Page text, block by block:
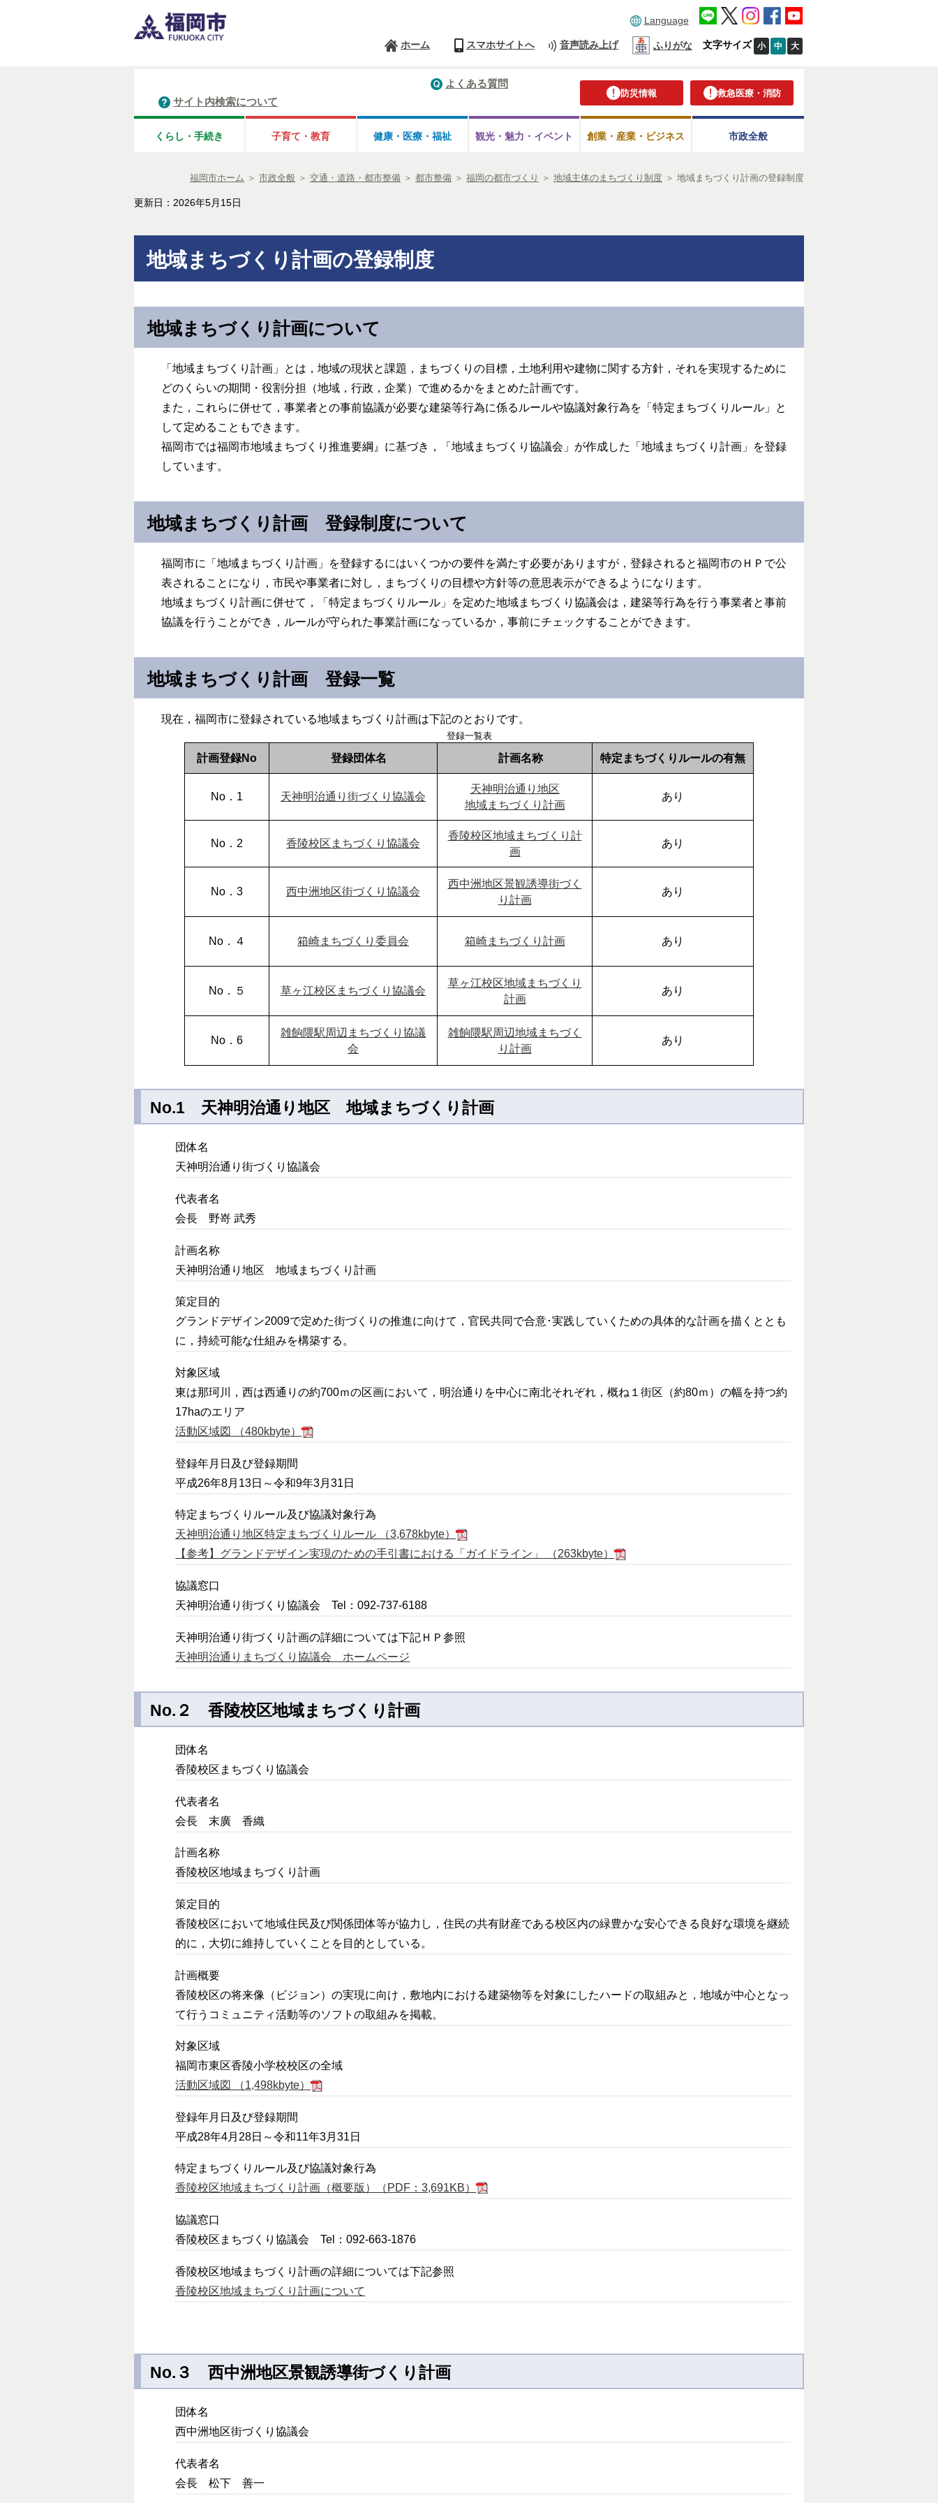
Language
ホーム スマホサイトへ 音声読み上げ ふりがな 文字サイズ 小 中 大
防災情報 救急医療・消防
よくある質問
サイト内検索について
くらし・手続き 子育て・教育 健康・医療・ 福祉 観光・魅力・ イベント 創業・産業・ビジネス 市政全般
福岡市ホーム ＞ 市政全般 ＞ 交通・道路・都市整備 ＞ 都市整備 ＞ 福岡の都市づくり ＞ 地域主体のまちづくり制度 ＞ 地域まちづくり計画の登録制度
更新日：2026年5月15日
地域まちづくり計画の登録制度
地域まちづくり計画について
「地域まちづくり計画」とは，地域の現状と課題，まちづくりの目標，土地利用や建物に関する方針，それを実現するために
どのくらいの期間・役割分担（地域，行政，企業）で進めるかをまとめた計画です。
また，これらに併せて，事業者との事前協議が必要な建築等行為に係るルールや協議対象行為を「特定まちづくりルール」と
して定めることもできます。
福岡市では福岡市地域まちづくり推進要綱』に基づき，「地域まちづくり協議会」が作成した「地域まちづくり計画」を登録
しています。
地域まちづくり計画 登録制度について
福岡市に「地域まちづくり計画」を登録するにはいくつかの要件を満たす必要がありますが，登録されると福岡市のＨＰで公
表されることになり，市民や事業者に対し，まちづくりの目標や方針等の意思表示ができるようになります。
地域まちづくり計画に併せて，「特定まちづくりルール」を定めた地域まちづくり協議会は，建築等行為を行う事業者と事前
協議を行うことができ，ルールが守られた事業計画になっているか，事前にチェックすることができます。
地域まちづくり計画 登録一覧
現在，福岡市に登録されている地域まちづくり計画は下記のとおりです。
登録一覧表
計画登録No 登録団体名 計画名称 特定まちづくりルールの有無
No．1 天神明治通り街づくり協議会
天神明治通り地区
地域まちづくり計画
あり
No．2 香陵校区まちづくり協議会
香陵校区地域まちづくり計
画
あり
No．3 西中洲地区街づくり協議会
西中洲地区景観誘導街づく
り計画
あり
No．４ 箱崎まちづくり委員会 箱崎まちづくり計画 あり
No．５ 草ヶ江校区まちづくり協議会
草ヶ江校区地域まちづくり
計画
あり
No．6
雑餉隈駅周辺まちづくり協議
会
雑餉隈駅周辺地域まちづく
り計画
あり
No.1 天神明治通り地区 地域まちづくり計画
団体名
天神明治通り街づくり協議会
代表者名
会長 野嵜 武秀
計画名称
天神明治通り地区 地域まちづくり計画
策定目的
グランドデザイン2009で定めた街づくりの推進に向けて，官民共同で合意･実践していくための具体的な計画を描くととも
に，持続可能な仕組みを構築する。
対象区域
東は那珂川，西は西通りの約700ｍの区画において，明治通りを中心に南北それぞれ，概ね１街区（約80ｍ）の幅を持つ約
17haのエリア
活動区域図 （480kbyte）
登録年月日及び登録期間
平成26年8月13日～令和9年3月31日
特定まちづくりルール及び協議対象行為
天神明治通り地区特定まちづくりルール （3,678kbyte）
【参考】グランドデザイン実現のための手引書における「ガイドライン」 （263kbyte）
協議窓口
天神明治通り街づくり協議会 Tel：092-737-6188
天神明治通り街づくり計画の詳細については下記ＨＰ参照
天神明治通りまちづくり協議会 ホームページ
No.２ 香陵校区地域まちづくり計画
団体名
香陵校区まちづくり協議会
代表者名
会長 末廣 香織
計画名称
香陵校区地域まちづくり計画
策定目的
香陵校区において地域住民及び関係団体等が協力し，住民の共有財産である校区内の緑豊かな安心できる良好な環境を継続
的に，大切に維持していくことを目的としている。
計画概要
香陵校区の将来像（ビジョン）の実現に向け，敷地内における建築物等を対象にしたハードの取組みと，地域が中心となっ
て行うコミュニティ活動等のソフトの取組みを掲載。
対象区域
福岡市東区香陵小学校校区の全域
活動区域図 （1,498kbyte）
登録年月日及び登録期間
平成28年4月28日～令和11年3月31日
特定まちづくりルール及び協議対象行為
香陵校区地域まちづくり計画（概要版）（PDF：3,691KB）
協議窓口
香陵校区まちづくり協議会 Tel：092-663-1876
香陵校区地域まちづくり計画の詳細については下記参照
香陵校区地域まちづくり計画について
No.３ 西中洲地区景観誘導街づくり計画
団体名
西中洲地区街づくり協議会
代表者名
会長 松下 善一